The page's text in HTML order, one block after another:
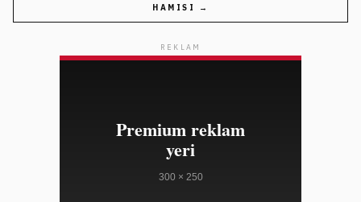
Argentina Futbol Federasiyasının prezidenti Messinin
karyerasını özü bitirəcəyini dedi
HAMISI →
REKLAM